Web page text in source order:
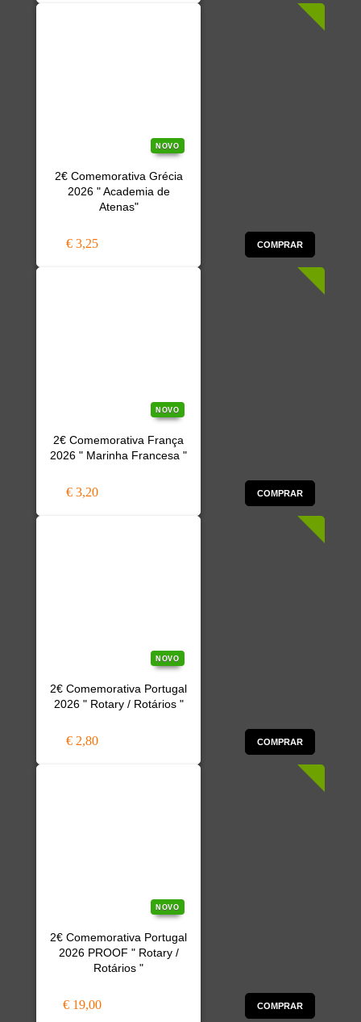
NOVO
2€ Comemorativa Grécia
2026 " Academia de
Atenas"
€ 3,25 COMPRAR
NOVO
2€ Comemorativa França
2026 " Marinha Francesa "
€ 3,20 COMPRAR
NOVO
2€ Comemorativa Portugal
2026 " Rotary / Rotários "
€ 2,80 COMPRAR
NOVO
2€ Comemorativa Portugal
2026 PROOF " Rotary /
Rotários "
€ 19,00 COMPRAR